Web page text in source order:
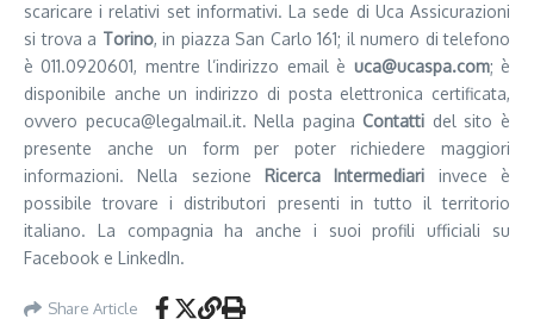
scaricare i relativi set informativi. La sede di Uca Assicurazioni
si trova a Torino, in piazza San Carlo 161; il numero di telefono
è 011.0920601, mentre l’indirizzo email è uca@ucaspa.com; è
disponibile anche un indirizzo di posta elettronica certificata,
ovvero pecuca@legalmail.it. Nella paginaContatti del sito è
presente anche un form per poter richiedere maggiori
informazioni. Nella sezione Ricerca Intermediari invece è
possibile trovare i distributori presenti in tutto il territorio
italiano. La compagnia ha anche i suoi profili ufficiali su
Facebook e LinkedIn.
Share Article